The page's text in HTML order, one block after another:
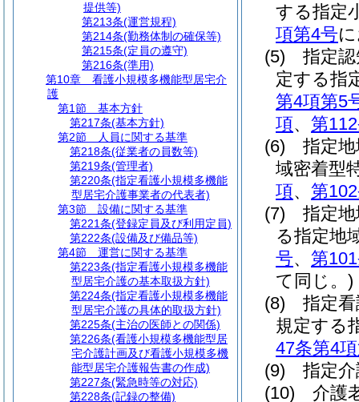
する指定
項第4号
(5)
指定
定する指
第4項第5
項、 第
(6)
指定
域密着型
項、 第
(7)
指定
る指定地
号、 第
て同じ。)
(8)
指定
規定する
47条第4
(9)
指定
(10)
介護
提供等)
第213条(運営規程)
第214条(勤務体制の確保等)
第215条(定員の遵守)
第216条(準用)
第10章
看護小規模多機能型居宅介
護
第1節
基本方針
第217条(基本方針)
第2節
人員に関する基準
第218条(従業者の員数等)
第219条(管理者)
第220条(指定看護小規模多機能
型居宅介護事業者の代表者)
第3節
設備に関する基準
第221条(登録定員及び利用定員)
第222条(設備及び備品等)
第4節
運営に関する基準
第223条(指定看護小規模多機能
型居宅介護の基本取扱方針)
第224条(指定看護小規模多機能
型居宅介護の具体的取扱方針)
第225条(主治の医師との関係)
第226条(看護小規模多機能型居
宅介護計画及び看護小規模多機
能型居宅介護報告書の作成)
第227条(緊急時等の対応)
第228条(記録の整備)